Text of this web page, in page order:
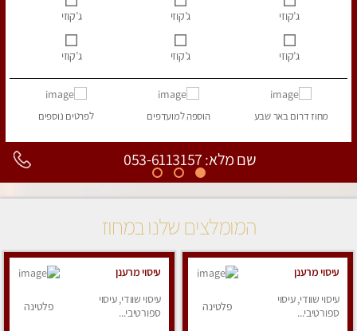
ג’קוזי ג’קוזי ג’קוזי
ג’קוזי ג’קוזי ג’קוזי
מחוז דרוםבאר שבע הוספהלמועדפים לפרטים נוספים
שם מלא: 053-6113157
המומלצים שלנו במחוז
עיסוי מרענן
עיסוי שוודי, עיסוי
ספורטיבי...
פלטינה
עיסוי מרענן
עיסוי שוודי, עיסוי
ספורטיבי...
פלטינה